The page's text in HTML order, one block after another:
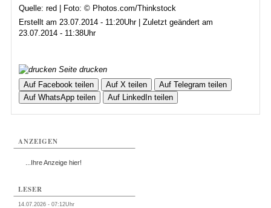
Quelle: red | Foto: © Photos.com/Thinkstock
Erstellt am 23.07.2014 - 11:20Uhr | Zuletzt geändert am
23.07.2014 - 11:38Uhr
Seite drucken
Auf Facebook teilen
Auf X teilen
Auf Telegram teilen
Auf WhatsApp teilen
Auf LinkedIn teilen
ANZEIGEN
...Ihre Anzeige hier!
LESER
14.07.2026 - 07:12Uhr